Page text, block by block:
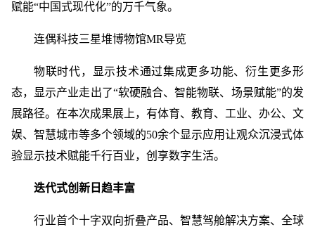
赋能“中国式现代化”的万千气象。
连偶科技三星堆博物馆MR导览
物联时代，显示技术通过集成更多功能、衍生更多形
态，显示产业走出了“软硬融合、智能物联、场景赋能”的发
展路径。在本次成果展上，有体育、教育、工业、办公、文
娱、智慧城市等多个领域的50余个显示应用让观众沉浸式体
验显示技术赋能千行百业，创享数字生活。
迭代式创新日趋丰富
行业首个十字双向折叠产品、智慧驾舱解决方案、全球